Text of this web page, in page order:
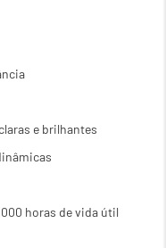
e brilhantes
horas de vida útil